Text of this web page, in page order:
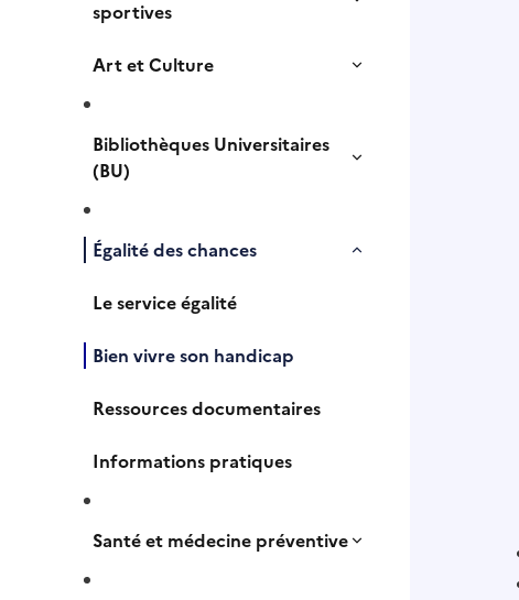
sportives
Art et Culture
Bibliothèques Universitaires
(BU)
Égalité des chances
Le service égalité
Bien vivre son handicap
Ressources documentaires
Informations pratiques
Santé et médecine préventive